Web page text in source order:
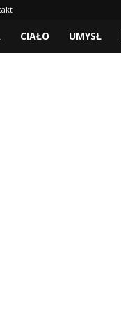
CIAŁO UMYSŁ